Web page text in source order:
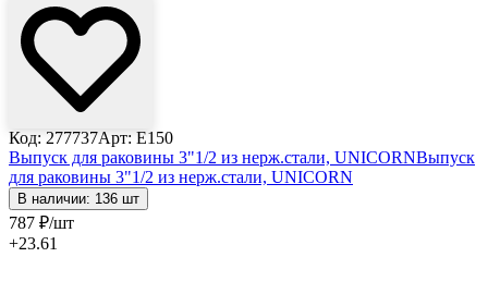
Код: 277737Арт: E150
Выпуск для раковины 3"1/2 из нерж.стали, UNICORNВыпуск
для раковины 3"1/2 из нерж.стали, UNICORN
В наличии: 136 шт
787 ₽/шт
+23.61